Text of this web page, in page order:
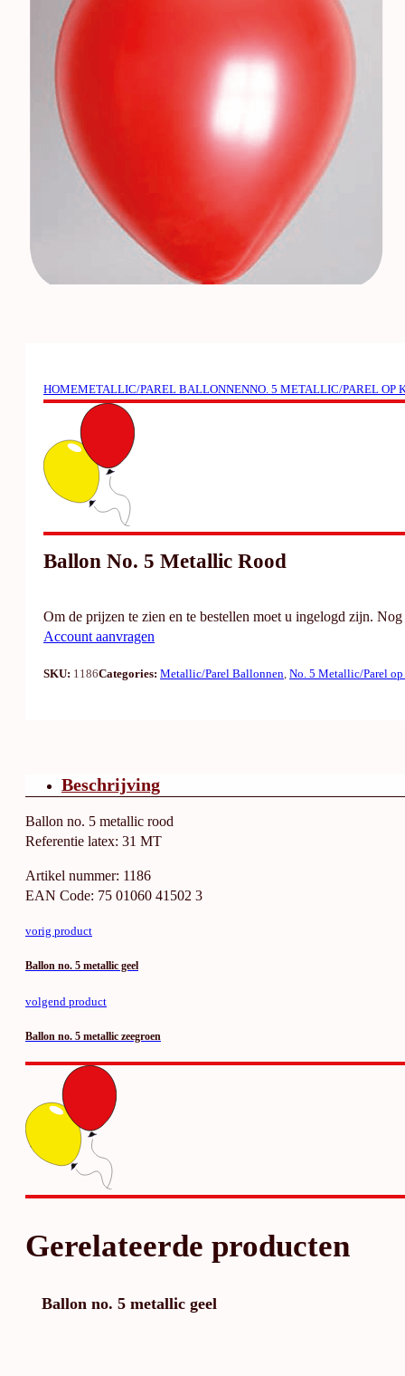
HOMEMETALLIC/PAREL BALLONNENNO. 5 METALLIC/PAREL OP
Ballon No. 5 Metallic Rood
Om de prijzen te zien en te bestellen moet u ingelogd zijn. Nog
Account aanvragen
SKU: 1186Categories: Metallic/Parel Ballonnen No. 5 Metallic/Parel
Beschrijving
Ballon no. 5 metallic rood
Referentie latex: 31 MT
Artikel nummer: 1186
EAN Code: 75 01060 41502 3
vorig product
Ballon no. 5 metallic geel
volgend product
Ballon no. 5 metallic zeegroen
Gerelateerde producten
Ballon no. 5 metallic geel